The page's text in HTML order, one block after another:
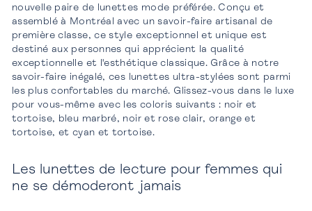
nouvelle paire de lunettes mode préférée. Conçu et
assemblé à Montréal avec un savoir-faire artisanal de
première classe, ce style exceptionnel et unique est
destiné aux personnes qui apprécient la qualité
exceptionnelle et l'esthétique classique. Grâce à notre
savoir-faire inégalé, ces lunettes ultra-stylées sont parmi
les plus confortables du marché. Glissez-vous dans le luxe
pour vous-même avec les coloris suivants : noir et
tortoise, bleu marbré, noir et rose clair, orange et
tortoise, et cyan et tortoise.
Les lunettes de lecture pour femmes qui
ne se démoderont jamais